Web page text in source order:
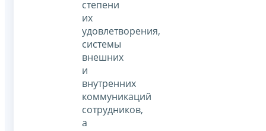
степени
их
удовлетворения,
системы
внешних
и
внутренних
коммуникаций
сотрудников,
а